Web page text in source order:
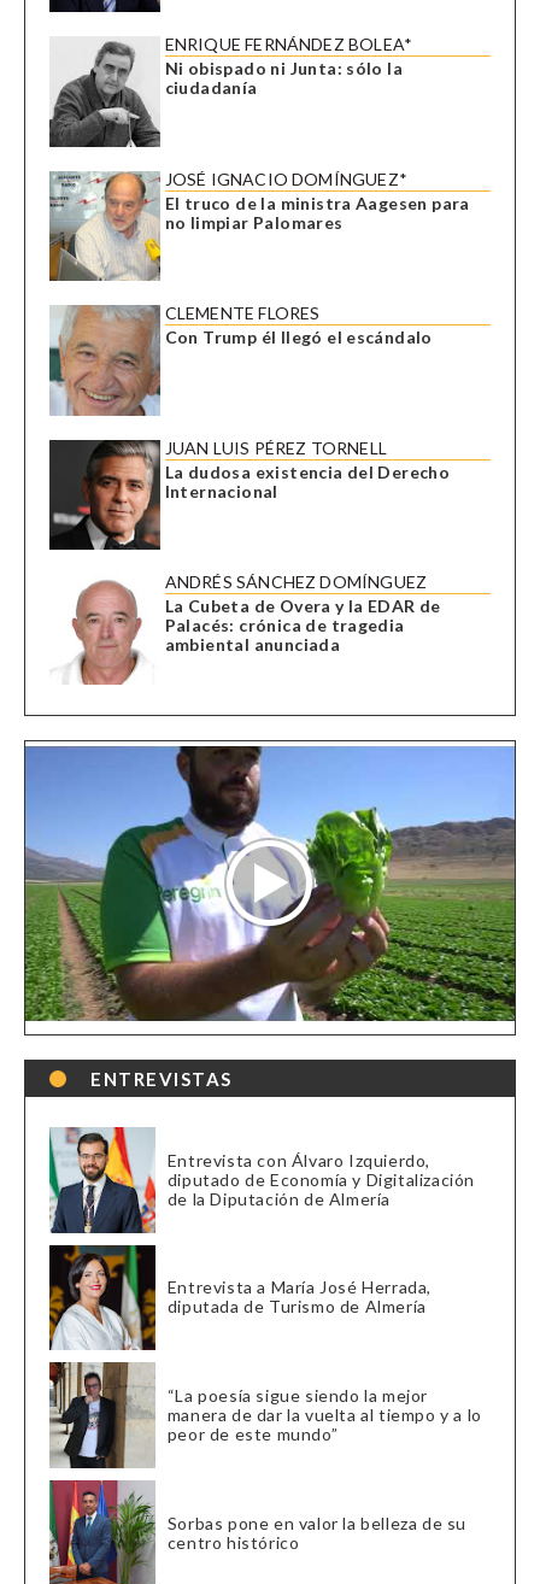
ENRIQUE FERNÁNDEZ BOLEA*
Ni obispado ni Junta: sólo la
ciudadanía
JOSÉ IGNACIO DOMÍNGUEZ*
El truco de la ministra Aagesen para
no limpiar Palomares
CLEMENTE FLORES
Con Trump él llegó el escándalo
JUAN LUIS PÉREZ TORNELL
La dudosa existencia del Derecho
Internacional
ANDRÉS SÁNCHEZ DOMÍNGUEZ
La Cubeta de Overa y la EDAR de
Palacés: crónica de tragedia
ambiental anunciada
ENTREVISTAS
Entrevista con Álvaro Izquierdo,
diputado de Economía y Digitalización
de la Diputación de Almería
Entrevista a María José Herrada,
diputada de Turismo de Almería
“La poesía sigue siendo la mejor
manera de dar la vuelta al tiempo y a lo
peor de este mundo”
Sorbas pone en valor la belleza de su
centro histórico